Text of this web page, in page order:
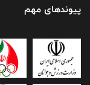
پیوندهای مهم